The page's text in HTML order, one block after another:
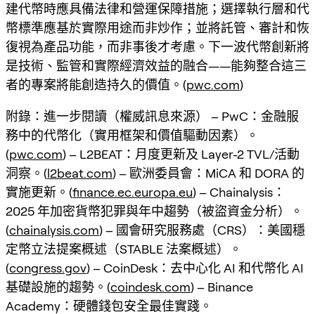
建代幣時應具備法律和營運保障措施；選擇執行層和代
幣標準應基於實際用途而非炒作；並將託管、審計和恢
復視為產品功能，而非事後才考慮。下一波代幣創新將
是技術、監管和實際經濟效益的融合——能夠整合這三
者的專案將能創造持久的價值。(pwc.com)
附錄：進一步閱讀（權威訊息來源） – PwC：金融服
務中的代幣化（實用框架和價值驅動因素）。
(pwc.com) – L2BEAT：月度更新及 Layer-2 TVL/活動
洞察。(l2beat.com) – 歐洲委員會：MiCA 和 DORA 的
實施更新。(finance.ec.europa.eu) – Chainalysis：
2025 年加密貨幣犯罪與年中趨勢（被盜資金分析）。
(chainalysis.com) – 國會研究服務處（CRS）：美國穩
定幣立法提案概述（STABLE 法案概述）。
(congress.gov) – CoinDesk：去中心化 AI 和代幣化 AI
基礎設施的趨勢。(coindesk.com) – Binance
Academy：硬體錢包安全最佳實踐。